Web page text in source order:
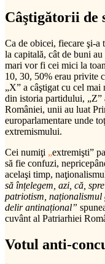
Câştigătorii de
Ca de obicei, fiecare şi-a
la capitală, cât de buni
mari vor fi cei mici la
10, 30, 50% erau privite
„X” a câştigat cu cel
din istoria partidului, „Z”
României, unii au luat
europarlamentare unde
extremismului.
Cei numiţi „extremişti”
să fie confuzi,
acelaşi timp,
să înțelegem, azi, că,
patriotism,
delir antinațional”
cuvânt al Patriarhiei
Votul anti-